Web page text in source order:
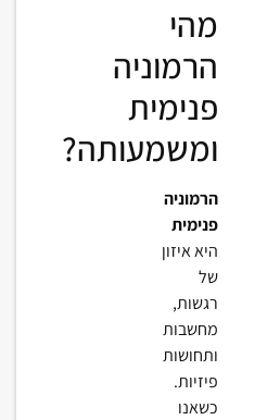
מהי
הרמוניה
פנימית
ומשמעותה?
הרמוניה
פנימית
היא איזון
של
רגשות,
מחשבות
ותחושות
פיזיות.
כשאנו